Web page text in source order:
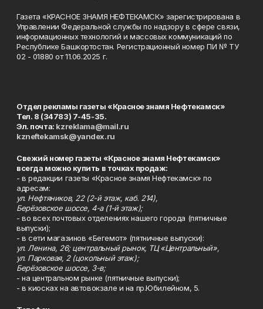
Газета «КРАСНОЕ ЗНАМЯ НЕФТЕКАМСК» зарегистрирована в
Управлении Федеральной службы по надзору в сфере связи,
информационных технологий и массовых коммуникаций по
Республике Башкортостан. Регистрационный номер ПИ № ТУ
02 - 01880 от 11.06.2025 г.
Отдел рекламы газеты «Красное знамя Нефтекамск»
Тел. 8 (34783) 7-45-35.
Эл. почта: kzreklama@mail.ru
kzneftekamsk@yandex.ru
Свежий номер газеты «Красное знамя Нефтекамск»
всегда можно купить в точках продаж:
- в редакции газеты «Красное знамя Нефтекамск» по
адресам:
ул. Нефтяников, 22 (2-й этаж, каб. 214),
Берёзовское шоссе, 4-а (1-й этаж);
- во всех почтовых отделениях нашего города (пятничные
выпуски);
- в сети магазинов «Бегемот» (пятничные выпуски):
ул. Ленина, 26; центральный рынок, ТЦ «Центральный»,
ул. Парковая, 2 (цокольный этаж);
Берёзовское шоссе, 3-в;
- на центральном рынке (пятничные выпуски);
- в киосках на автовокзале и на пр.Юбилейном, 5.